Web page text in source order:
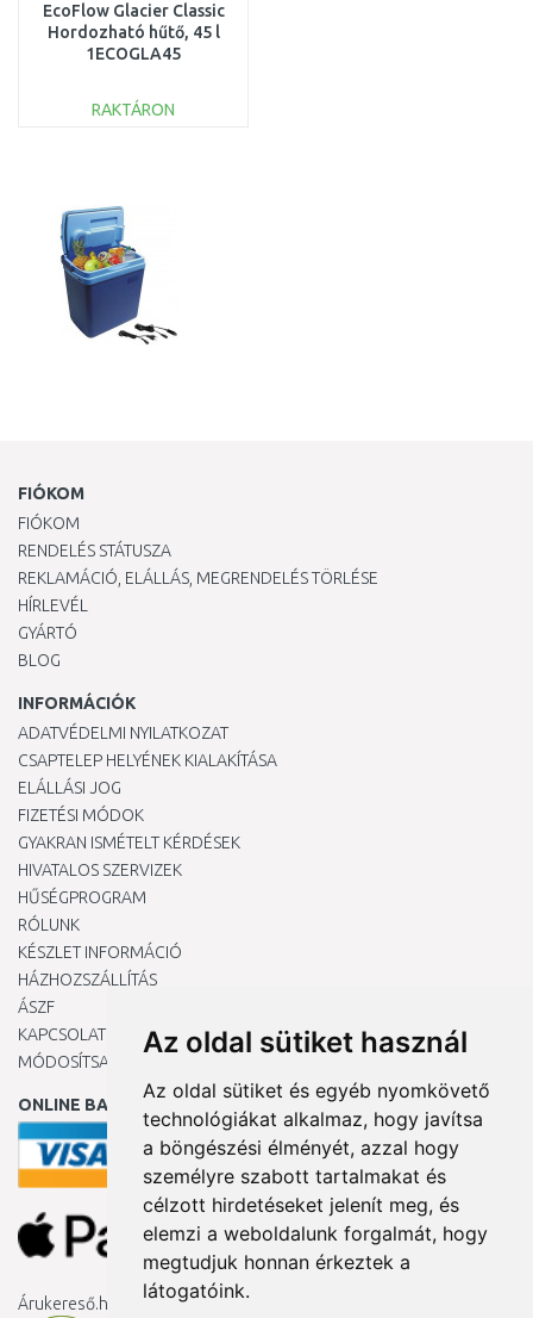
Az oldal sütiket használ
Az oldal sütiket és egyéb nyomkövető
technológiákat alkalmaz, hogy javítsa
a böngészési élményét, azzal hogy
személyre szabott tartalmakat és
célzott hirdetéseket jelenít meg, és
elemzi a weboldalunk forgalmát, hogy
megtudjuk honnan érkeztek a
látogatóink.
EcoFlow Glacier Classic
Hordozható hűtő, 45 l
1ECOGLA45
RAKTÁRON
FIÓKOM
FIÓKOM
RENDELÉS STÁTUSZA
REKLAMÁCIÓ, ELÁLLÁS, MEGRENDELÉS TÖRLÉSE
HÍRLEVÉL
GYÁRTÓ
BLOG
INFORMÁCIÓK
ADATVÉDELMI NYILATKOZAT
CSAPTELEP HELYÉNEK KIALAKÍTÁSA
ELÁLLÁSI JOG
FIZETÉSI MÓDOK
GYAKRAN ISMÉTELT KÉRDÉSEK
HIVATALOS SZERVIZEK
HŰSÉGPROGRAM
RÓLUNK
KÉSZLET INFORMÁCIÓ
HÁZHOZSZÁLLÍTÁS
ÁSZF
KAPCSOLAT
MÓDOSÍTSA A COOKIE-BEÁLLÍTÁSAIMAT
ONLINE BANKKÁRTYÁVAL
Árukereső.hu